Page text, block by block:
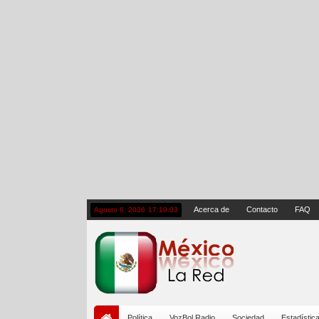
Agosto 6, 2026 17:19:04 Acerca de Contacto FAQ